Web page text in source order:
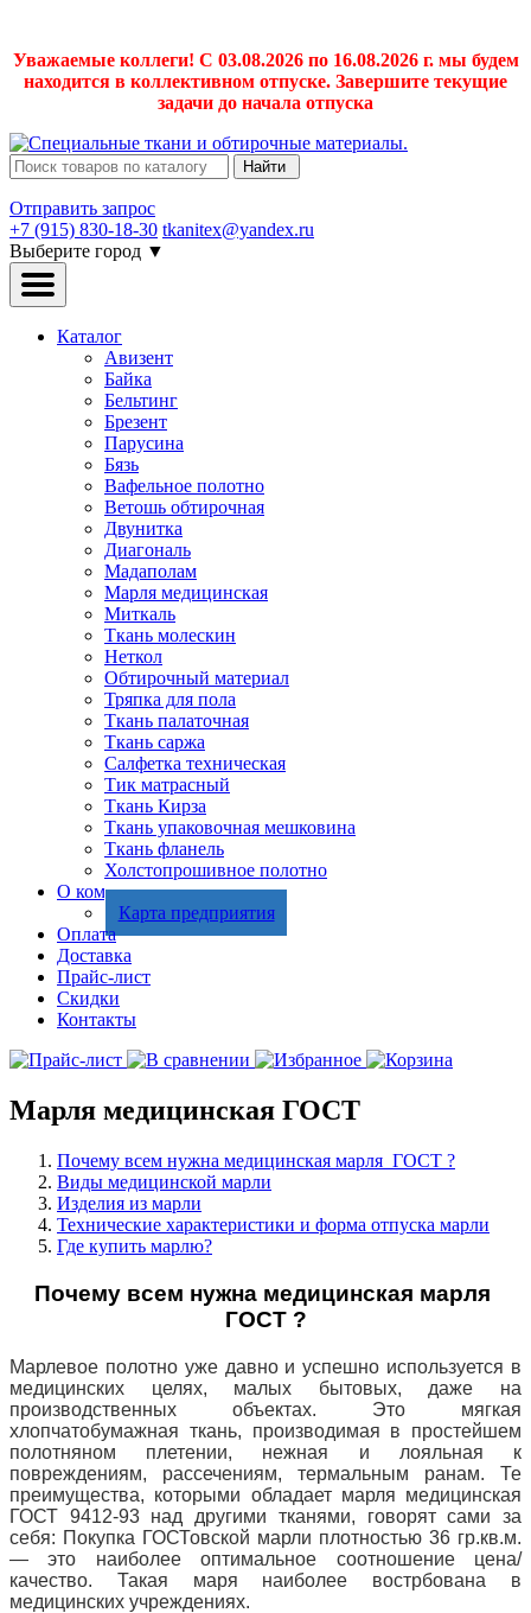
Уважаемые коллеги! С 03.08.2026 по 16.08.2026 г. мы будем
находится в коллективном отпуске. Завершите текущие
задачи до начала отпуска
Найти
Отправить запрос
+7 (915) 830-18-30 tkanitex@yandex.ru
Выберите город ▼
Каталог
Авизент
Байка
Бельтинг
Брезент
Парусина
Бязь
Вафельное полотно
Ветошь обтирочная
Двунитка
Диагональ
Мадаполам
Марля медицинская
Миткаль
Ткань молескин
Неткол
Обтирочный материал
Тряпка для пола
Ткань палаточная
Ткань саржа
Салфетка техническая
Тик матрасный
Ткань Кирза
Ткань упаковочная мешковина
Ткань фланель
Холстопрошивное полотно
О компании
Карта предприятия
Оплата
Доставка
Прайс-лист
Скидки
Контакты
Марля медицинская ГОСТ
Почему всем нужна медицинская марля ГОСТ ?
Виды медицинской марли
Изделия из марли
Технические характеристики и форма отпуска марли
Где купить марлю?
Почему всем нужна медицинская марля
ГОСТ ?
Марлевое полотно уже давно и успешно используется в
медицинских целях, малых бытовых, даже на
производственных объектах. Это мягкая
хлопчатобумажная ткань, производимая в простейшем
полотняном плетении, нежная и лояльная к
повреждениям, рассечениям, термальным ранам. Те
преимущества, которыми обладает марля медицинская
ГОСТ 9412-93 над другими тканями, говорят сами за
себя: Покупка ГОСТовской марли плотностью 36 гр.кв.м.
— это наиболее оптимальное соотношение цена/
качество. Такая маря наиболее вострбована в
медицинских учреждениях.